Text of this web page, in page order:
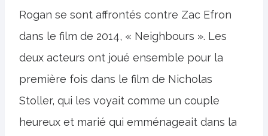
Rogan se sont affrontés contre Zac Efron
dans le film de 2014, « Neighbours ». Les
deux acteurs ont joué ensemble pour la
première fois dans le film de Nicholas
Stoller, qui les voyait comme un couple
heureux et marié qui emménageait dans la